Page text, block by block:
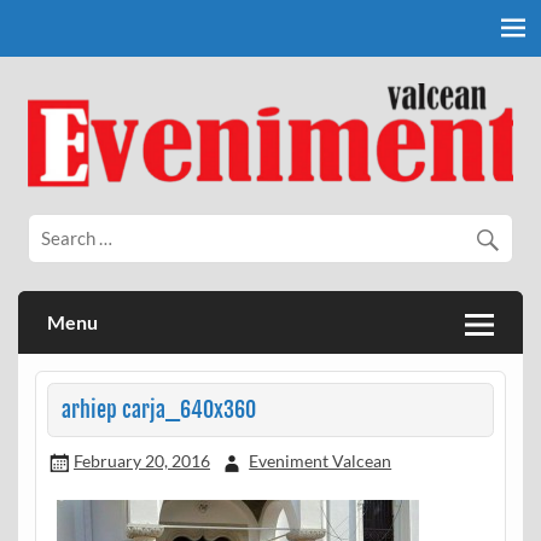
Eveniment Valcean
Menu
arhiep carja_640x360
February 20, 2016 Eveniment Valcean